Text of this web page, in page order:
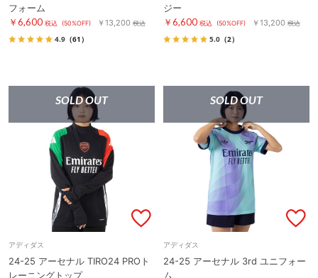
フォーム
￥6,600 税込 (50%OFF) ￥13,200 税込
4.9 （61）
ジー
￥6,600 税込 (50%OFF) ￥13,200 税込
5.0 （2）
SOLD OUT
アディダス
24-25 アーセナル TIRO24 PROト
レーニングトップ
SOLD OUT
アディダス
24-25 アーセナル 3rd ユニフォー
ム